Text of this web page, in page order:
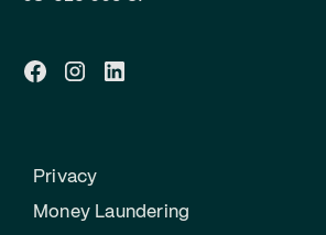
Privacy
Money Laundering